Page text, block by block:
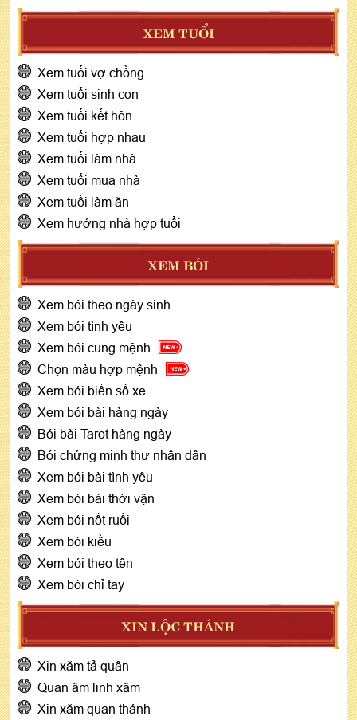
XEM TUỔI
Xem tuổi vợ chồng
Xem tuổi sinh con
Xem tuổi kết hôn
Xem tuổi hợp nhau
Xem tuổi làm nhà
Xem tuổi mua nhà
Xem tuổi làm ăn
Xem hướng nhà hợp tuổi
XEM BÓI
Xem bói theo ngày sinh
Xem bói tình yêu
Xem bói cung mệnh
Chọn màu hợp mệnh
Xem bói biển số xe
Xem bói bài hàng ngày
Bói bài Tarot hàng ngày
Bói chứng minh thư nhân dân
Xem bói bài tình yêu
Xem bói bài thời vận
Xem bói nốt ruồi
Xem bói kiều
Xem bói theo tên
Xem bói chỉ tay
XIN LỘC THÁNH
Xin xăm tả quân
Quan âm linh xâm
Xin xăm quan thánh